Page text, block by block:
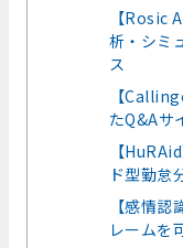
【Rosic
析・シミ
ス
【
たQ&Aサ
【
ド型勤怠
【感情
レームを